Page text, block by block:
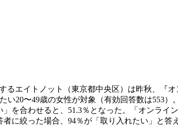
るエイトノット（東京都中央区）は昨秋、『
い20〜49歳の女性が対象（有効回答数は553
を合わせると、51.3％となった。「オンライ
に絞った場合、94％が「取り入れたい」と答